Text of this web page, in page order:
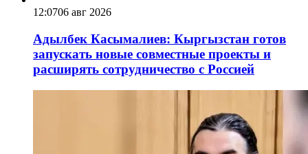
12:0706 авг 2026
Адылбек Касымалиев: Кыргызстан готов
запускать новые совместные проекты и
расширять сотрудничество с Россией